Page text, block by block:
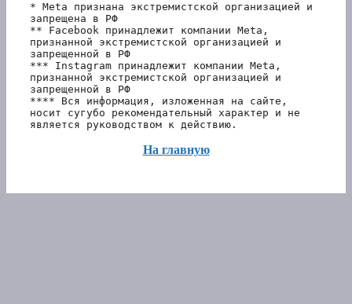
* Meta признана экстремистской организацией и
запрещена в РФ
** Facebook принадлежит компании Meta,
признанной экстремистской организацией и
запрещенной в РФ
*** Instagram принадлежит компании Meta,
признанной экстремистской организацией и
запрещенной в РФ
**** Вся информация, изложенная на сайте,
носит сугубо рекомендательный характер и не
является руководством к действию.
На главную